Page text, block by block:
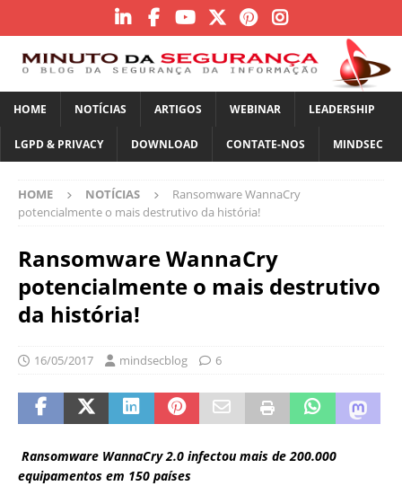
HOME NOTÍCIAS ARTIGOS WEBINAR LEADERSHIP
LGPD & PRIVACY DOWNLOAD CONTATE-NOS MINDSEC
HOME NOTÍCIAS
Ransomware WannaCry
potencialmente o mais destrutivo da história!
Ransomware WannaCry
potencialmente o mais destrutivo
da história!
16/05/2017 mindsecblog 6
Ransomware WannaCry 2.0 infectou mais de 200.000
equipamentos em 150 países